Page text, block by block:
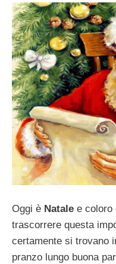
Oggi è Natale e coloro
trascorrere questa
certamente si trovano
pranzo lungo buona